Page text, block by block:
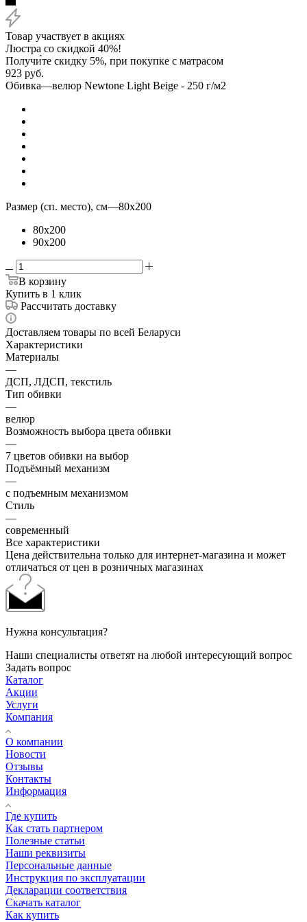
Товар участвует в акциях
Люстра со скидкой 40%!
Получи́те скидку 5%, при покупке с матрасом
923 руб.
Обивка—велюр Newtone Light Beige - 250 г/м2
Размер (сп. место), см—80x200
80x200
90x200
В корзину
Купить в 1 клик
Рассчитать доставку
Доставляем товары по всей Беларуси
Характеристики
Материалы
—
ДСП, ЛДСП, текстиль
Тип обивки
—
велюр
Возможность выбора цвета обивки
—
7 цветов обивки на выбор
Подъёмный механизм
—
с подъемным механизмом
Стиль
—
современный
Все характеристики
Цена действительна только для интернет-магазина и может
отличаться от цен в розничных магазинах
Нужна консультация?
Наши специалисты ответят на любой интересующий вопрос
Задать вопрос
Каталог
Акции
Услуги
Компания
О компании
Новости
Отзывы
Контакты
Информация
Где купить
Как стать партнером
Полезные статьи
Наши реквизиты
Персональные данные
Инструкция по эксплуатации
Декларации соответствия
Скачать каталог
Как купить